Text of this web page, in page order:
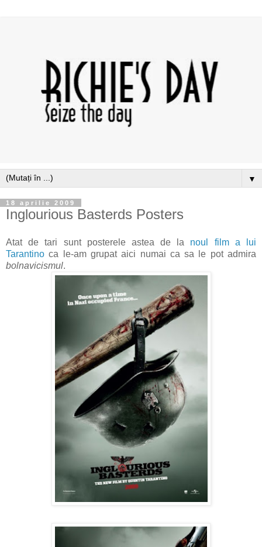
▼
18 aprilie 2009
Inglourious Basterds Posters
Atat de tari sunt posterele astea de la noul film a lui
Tarantino ca le-am grupat aici numai ca sa le pot admira
bolnavicismul.